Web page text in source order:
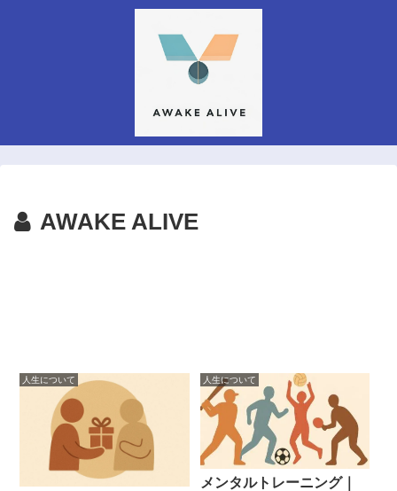
AWAKE ALIVE
人生について 人生について
メンタルトレーニング｜